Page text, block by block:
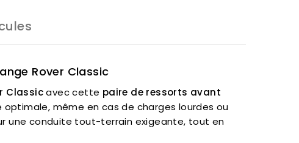
Rover Classic
Classicavec cette paire de ressorts avant
même en cas de charges lourdes ou
une conduite tout-terrain exigeante, tout en